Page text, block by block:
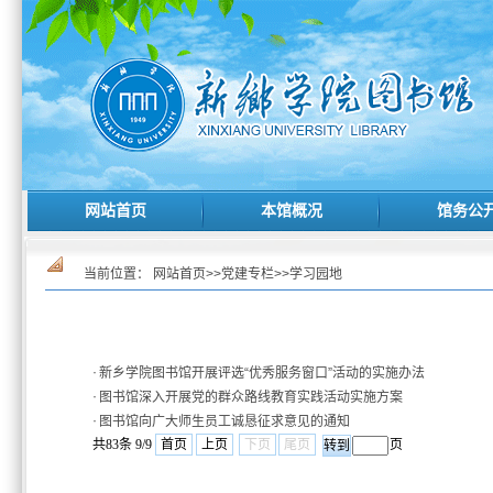
网站首页 本馆概况 馆务公
当前位置： 网站首页>>党建专栏>>学习园地
· 新乡学院图书馆开展评选“优秀服务窗口”活动的实施办法
· 图书馆深入开展党的群众路线教育实践活动实施方案
· 图书馆向广大师生员工诚恳征求意见的通知
共83条 9/9 首页 上页 下页 尾页 页